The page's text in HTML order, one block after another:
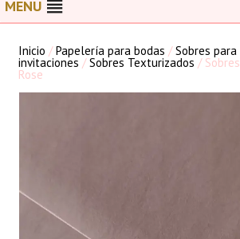
MENU
Inicio /Papelería para bodas /Sobres para
invitaciones /Sobres Texturizados /
Rose